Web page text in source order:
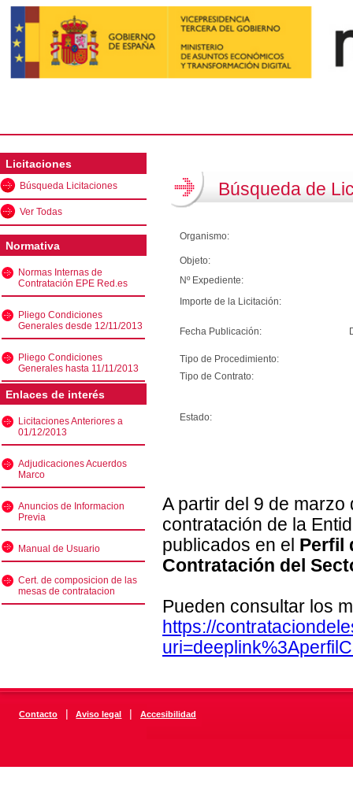
Licitaciones
Búsqueda Licitaciones
Ver Todas
Normativa
Normas Internas de
Contratación EPE Red.es
Pliego Condiciones
Generales desde 12/11/2013
Pliego Condiciones
Generales hasta 11/11/2013
Enlaces de interés
Licitaciones Anteriores a
01/12/2013
Adjudicaciones Acuerdos
Marco
Anuncios de Informacion
Previa
Manual de Usuario
Cert. de composicion de las
mesas de contratacion
Búsqueda de
Organismo:
Objeto:
Nº Expediente:
Importe de la Licitación:
Fecha Publicación:
Tipo de Procedimiento:
Tipo de Contrato:
Estado:
A partir del 9 de
contratación de la
publicados en el Perfil
Contratación del
Pueden consultar los
https://
Contacto | Aviso legal | Accesibilidad